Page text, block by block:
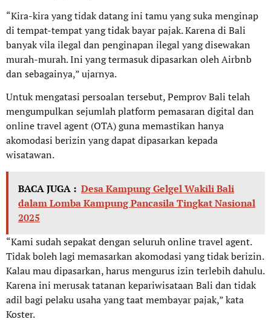
“Kira-kira yang tidak datang ini tamu yang suka menginap
di tempat-tempat yang tidak bayar pajak. Karena di Bali
banyak vila ilegal dan penginapan ilegal yang disewakan
murah-murah. Ini yang termasuk dipasarkan oleh Airbnb
dan sebagainya,” ujarnya.
Untuk mengatasi persoalan tersebut, Pemprov Bali telah
mengumpulkan sejumlah platform pemasaran digital dan
online travel agent (OTA) guna memastikan hanya
akomodasi berizin yang dapat dipasarkan kepada
wisatawan.
BACA JUGA : Desa Kampung Gelgel Wakili Bali
dalam Lomba Kampung Pancasila Tingkat Nasional
2025
“Kami sudah sepakat dengan seluruh online travel agent.
Tidak boleh lagi memasarkan akomodasi yang tidak berizin.
Kalau mau dipasarkan, harus mengurus izin terlebih dahulu.
Karena ini merusak tatanan kepariwisataan Bali dan tidak
adil bagi pelaku usaha yang taat membayar pajak,” kata
Koster.